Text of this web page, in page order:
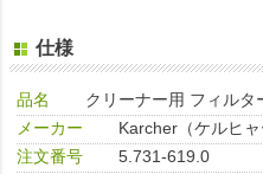
仕様
品名
クリーナー用 フィルタ
メーカー
Karcher（ケルヒャ
注文番号
5.731-619.0